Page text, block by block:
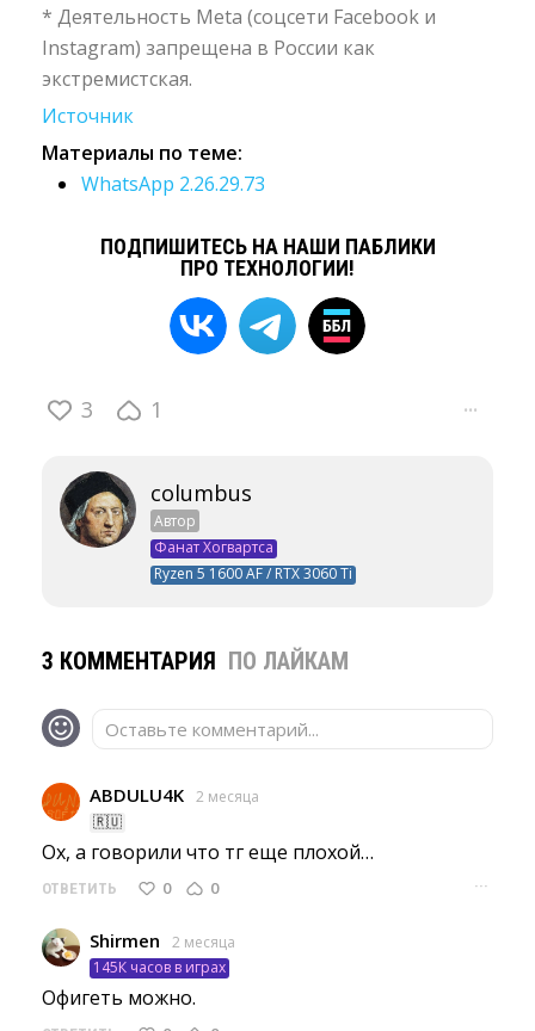
* Деятельность Meta (соцсети Facebook и
Instagram) запрещена в России как
экстремистская.
Источник
Материалы по теме:
WhatsApp 2.26.29.73
ПОДПИШИТЕСЬ НА НАШИ ПАБЛИКИ
ПРО ТЕХНОЛОГИИ!
3 1 ···
columbus
Автор
Фанат Хогвартса
Ryzen 5 1600 AF / RTX 3060 Ti
3 КОММЕНТАРИЯ ПО ЛАЙКАМ
Оставьте комментарий...
ABDULU4K 2 месяца
🇷🇺
Ох, а говорили что тг еще плохой…
ОТВЕТИТЬ 0 0 ···
Shirmen
2 месяца
145К часов в играх
Офигеть можно.